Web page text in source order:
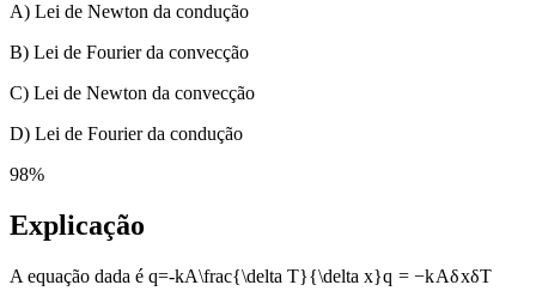
A) Lei de Newton da condução
B) Lei de Fourier da convecção
C) Lei de Newton da convecção
D) Lei de Fourier da condução
98%
Explicação
A equação dada é q=-kA\frac{\delta T}{\delta x}q = −kAδxδT